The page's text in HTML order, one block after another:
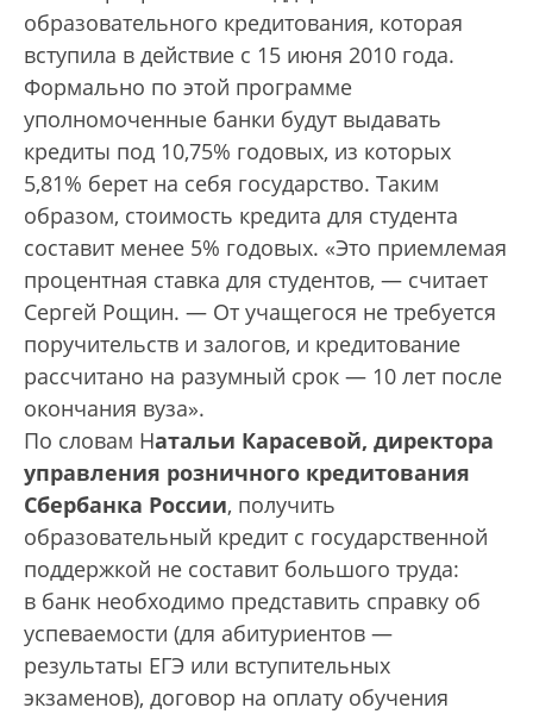
образовательного кредитования, которая
вступила в действие с 15 июня 2010 года.
Формально по этой программе
уполномоченные банки будут выдавать
кредиты под 10,75% годовых, из которых
5,81% берет на себя государство. Таким
образом, стоимость кредита для студента
составит менее 5% годовых. «Это приемлемая
процентная ставка для студентов, — считает
Сергей Рощин. — От учащегося не требуется
поручительств и залогов, и кредитование
рассчитано на разумный срок — 10 лет после
окончания вуза».
По словам Натальи Карасевой, директора
управления розничного кредитования
Сбербанка России, получить
образовательный кредит с государственной
поддержкой не составит большого труда:
в банк необходимо представить справку об
успеваемости (для абитуриентов —
результаты ЕГЭ или вступительных
экзаменов), договор на оплату обучения